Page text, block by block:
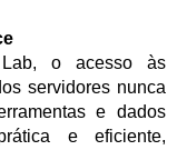
o acesso às
servidores nunca
e dados
e eficiente,